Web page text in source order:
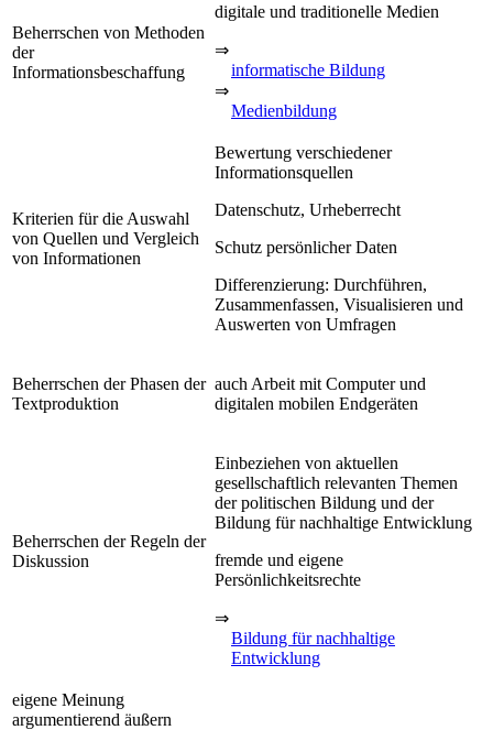
Beherrschen von Methoden
der
Informationsbeschaffung
digitale und traditionelle Medien
⇒
informatische Bildung
⇒
Medienbildung
Kriterien für die Auswahl
von Quellen und Vergleich
von Informationen
Bewertung verschiedener
Informationsquellen
Datenschutz, Urheberrecht
Schutz persönlicher Daten
Differenzierung: Durchführen,
Zusammenfassen, Visualisieren und
Auswerten von Umfragen
Beherrschen der Phasen der
Textproduktion
auch Arbeit mit Computer und
digitalen mobilen Endgeräten
Beherrschen der Regeln der
Diskussion
Einbeziehen von aktuellen
gesellschaftlich relevanten Themen
der politischen Bildung und der
Bildung für nachhaltige Entwicklung
fremde und eigene
Persönlichkeitsrechte
⇒
Bildung für nachhaltige
Entwicklung
eigene Meinung
argumentierend äußern